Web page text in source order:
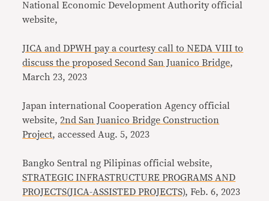
National Economic Development Authority official
website,
JICA and DPWH pay a courtesy call to NEDA VIII to
discuss the proposed Second San Juanico Bridge,
March 23, 2023
Japan international Cooperation Agency official
website,2nd San Juanico Bridge Construction
Project, accessed Aug. 5, 2023
Bangko Sentral ng Pilipinas official website,
STRATEGIC INFRASTRUCTURE PROGRAMS AND
PROJECTS(JICA-ASSISTED PROJECTS), Feb. 6, 2023